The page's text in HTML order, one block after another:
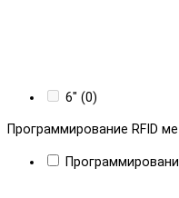
6" (0)
Программирование RFID